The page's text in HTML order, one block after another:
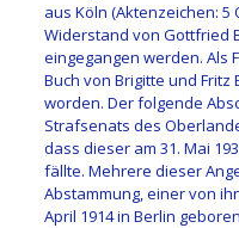
aus Köln (Aktenzeichen: 5
Widerstand von Gottfried
eingegangen werden. Als
Buch von Brigitte und
worden. Der folgende
Strafsenats des
dass dieser am 31. Mai
fällte. Mehrere dieser
Abstammung, einer von
April 1914 in Berlin